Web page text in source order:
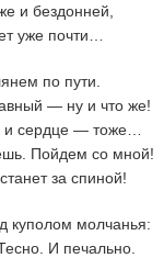
и бездонней,
уже почти…
по пути.
— ну и что же!
и сердце — тоже…
Пойдем со мной!
за спиной!
куполом молчанья:
И печально.